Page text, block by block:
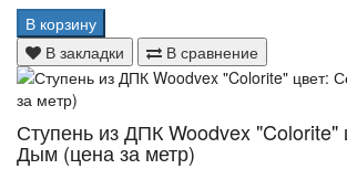
В корзину
В закладки
В сравнение
Ступень из ДПК Woodvex
Дым (цена за метр)